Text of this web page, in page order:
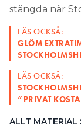
stängda när
LÄS OCKSÅ:
GLÖM
LÄS OCKSÅ:
”PRIVAT
ALLT MATERIAL